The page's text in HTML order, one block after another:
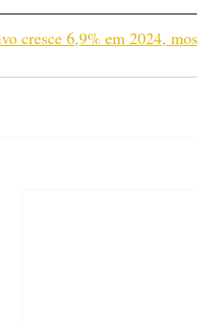
cresce 6,9% em 2024,